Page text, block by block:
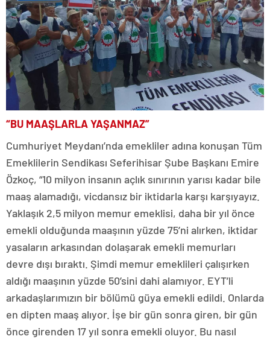
“BU MAAŞLARLA YAŞANMAZ”
Cumhuriyet Meydanı’nda emekliler adına konuşan Tüm
Emeklilerin Sendikası Seferihisar Şube Başkanı Emire
Özkoç, “10 milyon insanın açlık sınırının yarısı kadar bile
maaş alamadığı, vicdansız bir iktidarla karşı karşıyayız.
Yaklaşık 2,5 milyon memur emeklisi, daha bir yıl önce
emekli olduğunda maaşının yüzde 75’ni alırken, iktidar
yasaların arkasından dolaşarak emekli memurları
devre dışı bıraktı. Şimdi memur emeklileri çalışırken
aldığı maaşının yüzde 50’sini dahi alamıyor. EYT’li
arkadaşlarımızın bir bölümü güya emekli edildi. Onlarda
en dipten maaş alıyor. İşe bir gün sonra giren, bir gün
önce girenden 17 yıl sonra emekli oluyor. Bu nasıl